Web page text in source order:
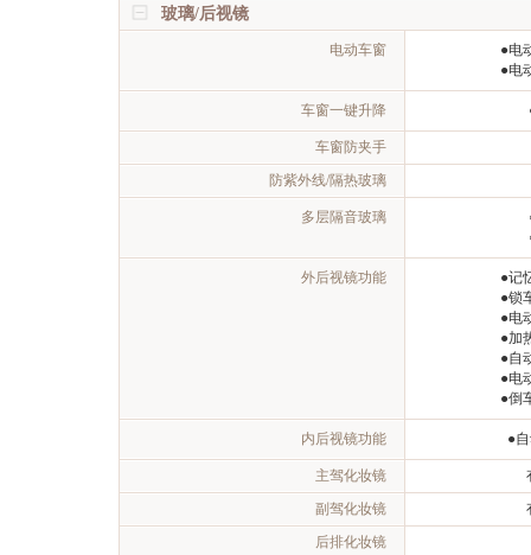
玻璃/后视镜
电动车窗
●电
●电
车窗一键升降
车窗防夹手
防紫外线/隔热玻璃
多层隔音玻璃
外后视镜功能
●记
●锁
●电
●加
●自
●电
●倒
内后视镜功能 ●
主驾化妆镜
副驾化妆镜
后排化妆镜